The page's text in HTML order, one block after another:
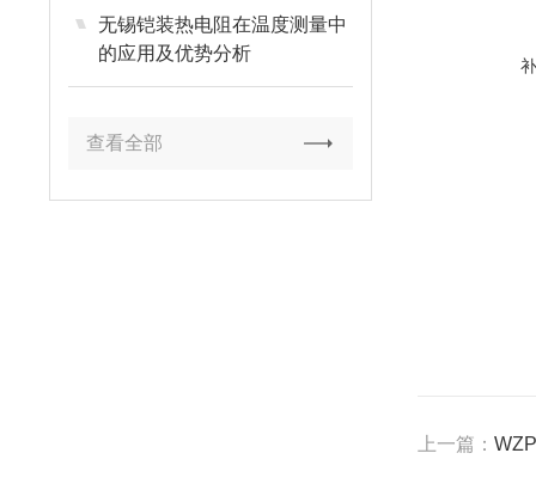
无锡铠装热电阻在温度测量中
的应用及优势分析
查看全部
上一篇：